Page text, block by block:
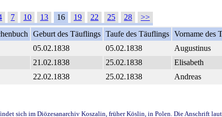
7 10 13 16 19 22 25 28
>>
Geburt des Täuflings Taufe des Täuflings Vorname des
05.02.1838 05.02.1838 Augustinus
21.02.1838 25.02.1838 Elisabeth
22.02.1838 25.02.1838 Andreas
sich im Diözesanarchiv Koszalin, früher Köslin, in Polen. Die Anschrift